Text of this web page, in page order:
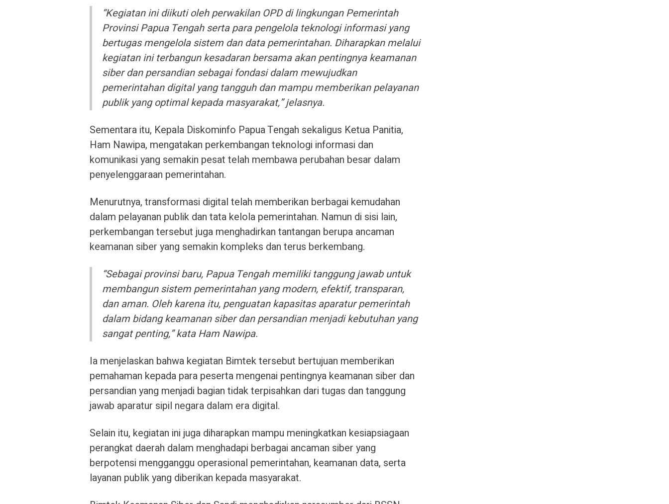
“Kegiatan ini diikuti oleh perwakilan OPD di lingkungan Pemerintah
Provinsi Papua Tengah serta para pengelola teknologi informasi yang
bertugas mengelola sistem dan data pemerintahan. Diharapkan melalui
kegiatan ini terbangun kesadaran bersama akan pentingnya keamanan
siber dan persandian sebagai fondasi dalam mewujudkan
pemerintahan digital yang tangguh dan mampu memberikan pelayanan
publik yang optimal kepada masyarakat,” jelasnya.
Sementara itu, Kepala Diskominfo Papua Tengah sekaligus Ketua Panitia,
Ham Nawipa, mengatakan perkembangan teknologi informasi dan
komunikasi yang semakin pesat telah membawa perubahan besar dalam
penyelenggaraan pemerintahan.
Menurutnya, transformasi digital telah memberikan berbagai kemudahan
dalam pelayanan publik dan tata kelola pemerintahan. Namun di sisi lain,
perkembangan tersebut juga menghadirkan tantangan berupa ancaman
keamanan siber yang semakin kompleks dan terus berkembang.
“Sebagai provinsi baru, Papua Tengah memiliki tanggung jawab untuk
membangun sistem pemerintahan yang modern, efektif, transparan,
dan aman. Oleh karena itu, penguatan kapasitas aparatur pemerintah
dalam bidang keamanan siber dan persandian menjadi kebutuhan yang
sangat penting,” kata Ham Nawipa.
Ia menjelaskan bahwa kegiatan Bimtek tersebut bertujuan memberikan
pemahaman kepada para peserta mengenai pentingnya keamanan siber dan
persandian yang menjadi bagian tidak terpisahkan dari tugas dan tanggung
jawab aparatur sipil negara dalam era digital.
Selain itu, kegiatan ini juga diharapkan mampu meningkatkan kesiapsiagaan
perangkat daerah dalam menghadapi berbagai ancaman siber yang
berpotensi mengganggu operasional pemerintahan, keamanan data, serta
layanan publik yang diberikan kepada masyarakat.